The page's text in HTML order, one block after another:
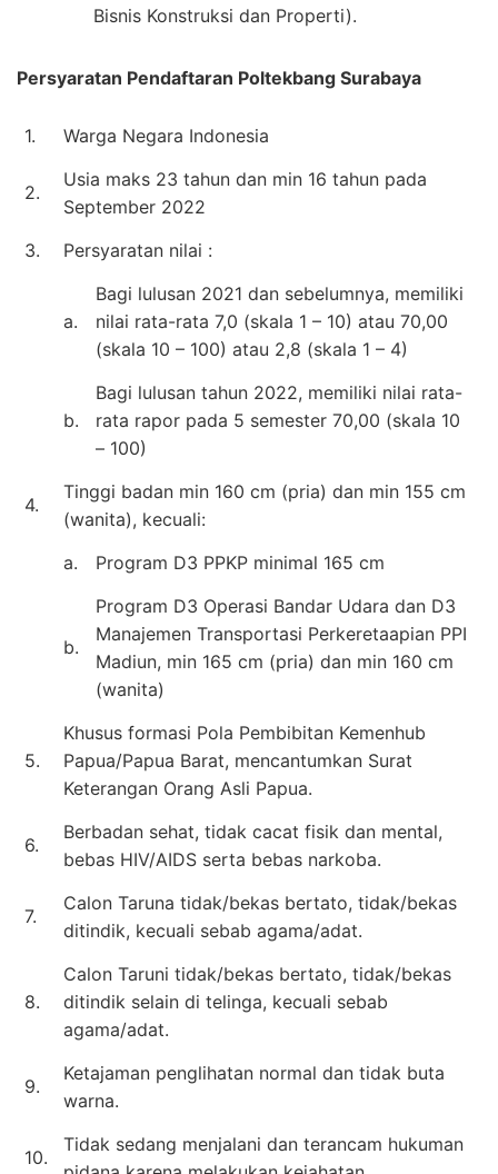
Bisnis Konstruksi dan Properti).
Persyaratan Pendaftaran Poltekbang Surabaya
1. Warga Negara Indonesia
2.
Usia maks 23 tahun dan min 16 tahun pada
September 2022
3.
Persyaratan nilai :
a.
Bagi lulusan 2021 dan sebelumnya, memiliki
nilai rata-rata 7,0 (skala 1 – 10) atau 70,00
(skala 10 – 100) atau 2,8 (skala 1 – 4)
b.
Bagi lulusan tahun 2022, memiliki nilai rata-
rata rapor pada 5 semester 70,00 (skala 10
– 100)
4.
Tinggi badan min 160 cm (pria) dan min 155 cm
(wanita), kecuali:
a.
Program D3 PPKP minimal 165 cm
b.
Program D3 Operasi Bandar Udara dan D3
Manajemen Transportasi Perkeretaapian PPI
Madiun, min 165 cm (pria) dan min 160 cm
(wanita)
5.
Khusus formasi Pola Pembibitan Kemenhub
Papua/Papua Barat, mencantumkan Surat
Keterangan Orang Asli Papua.
6.
Berbadan sehat, tidak cacat fisik dan mental,
bebas HIV/AIDS serta bebas narkoba.
7.
Calon Taruna tidak/bekas bertato, tidak/bekas
ditindik, kecuali sebab agama/adat.
8.
Calon Taruni tidak/bekas bertato, tidak/bekas
ditindik selain di telinga, kecuali sebab
agama/adat.
9.
Ketajaman penglihatan normal dan tidak buta
warna.
10.
Tidak sedang menjalani dan terancam hukuman